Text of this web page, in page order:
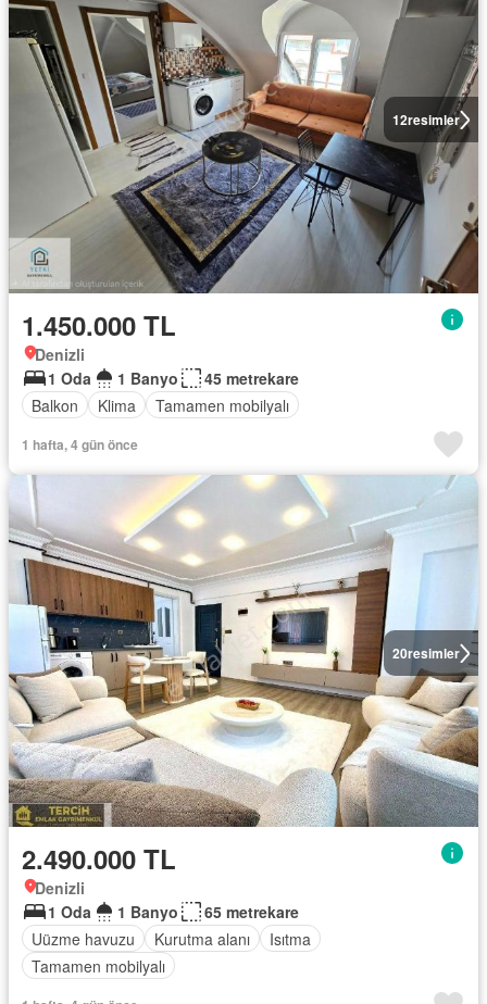
12resimler
1.450.000 TL
Denizli
1 Oda
1 Banyo
45 metrekare
Balkon
Klima Tamamen mobilyalı
1 hafta, 4 gün önce
20resimler
2.490.000 TL
Denizli
1 Oda
1 Banyo
65 metrekare
Uüzme havuzu
Kurutma alanı
Isıtma
Tamamen mobilyalı